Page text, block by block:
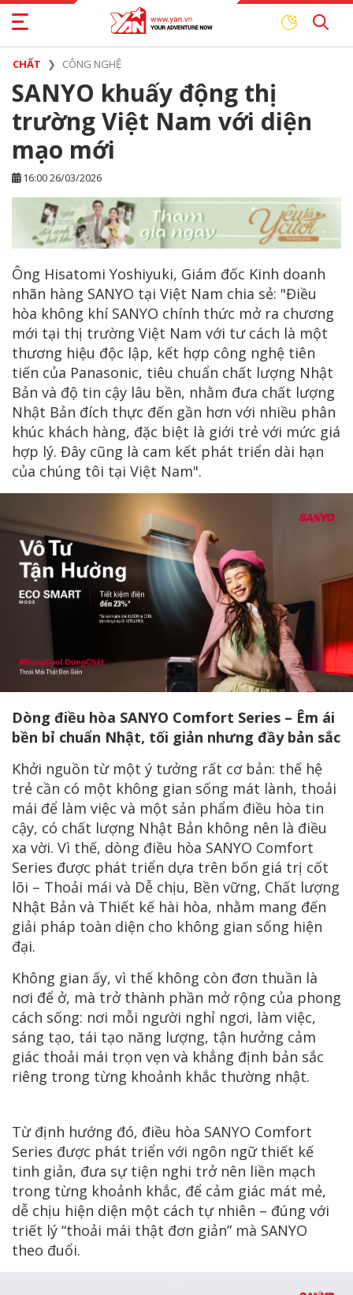
CHẤT CÔNG NGHỆ
SANYO khuấy động thị
trường Việt Nam với diện
mạo mới
16:00 26/03/2026
Ông Hisatomi Yoshiyuki, Giám đốc Kinh doanh
nhãn hàng SANYO tại Việt Nam chia sẻ: "Điều
hòa không khí SANYO chính thức mở ra chương
mới tại thị trường Việt Nam với tư cách là một
thương hiệu độc lập, kết hợp công nghệ tiên
tiến của Panasonic, tiêu chuẩn chất lượng Nhật
Bản và độ tin cậy lâu bền, nhằm đưa chất lượng
Nhật Bản đích thực đến gần hơn với nhiều phân
khúc khách hàng, đặc biệt là giới trẻ với mức giá
hợp lý. Đây cũng là cam kết phát triển dài hạn
của chúng tôi tại Việt Nam".
Dòng điều hòa SANYO Comfort Series – Êm ái
bền bỉ chuẩn Nhật, tối giản nhưng đầy bản sắc
Khởi nguồn từ một ý tưởng rất cơ bản: thế hệ
trẻ cần có một không gian sống mát lành, thoải
mái để làm việc và một sản phẩm điều hòa tin
cậy, có chất lượng Nhật Bản không nên là điều
xa vời. Vì thế, dòng điều hòa SANYO Comfort
Series được phát triển dựa trên bốn giá trị cốt
lõi – Thoải mái và Dễ chịu, Bền vững, Chất lượng
Nhật Bản và Thiết kế hài hòa, nhằm mang đến
giải pháp toàn diện cho không gian sống hiện
đại.
Không gian ấy, vì thế không còn đơn thuần là
nơi để ở, mà trở thành phần mở rộng của phong
cách sống: nơi mỗi người nghỉ ngơi, làm việc,
sáng tạo, tái tạo năng lượng, tận hưởng cảm
giác thoải mái trọn vẹn và khẳng định bản sắc
riêng trong từng khoảnh khắc thường nhật.
Từ định hướng đó, điều hòa SANYO Comfort
Series được phát triển với ngôn ngữ thiết kế
tinh giản, đưa sự tiện nghi trở nên liền mạch
trong từng khoảnh khắc, để cảm giác mát mẻ,
dễ chịu hiện diện một cách tự nhiên – đúng với
triết lý “thoải mái thật đơn giản” mà SANYO
theo đuổi.